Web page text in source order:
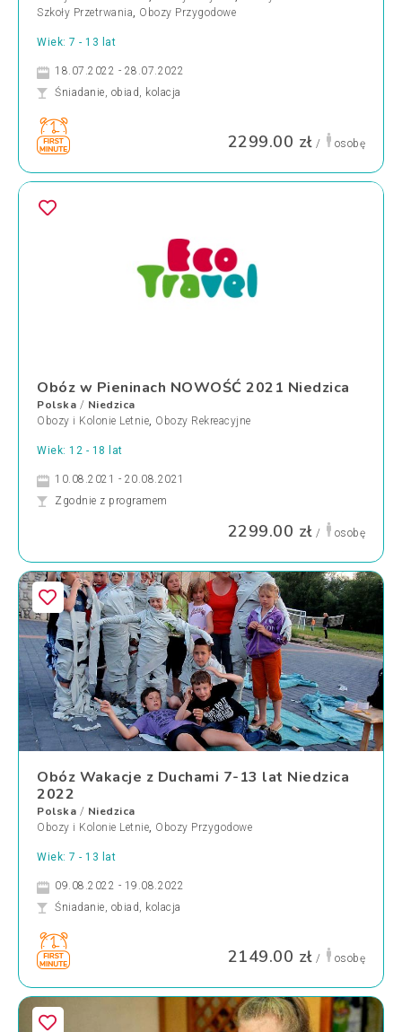
Szkoły Przetrwania, Obozy Przygodowe
Wiek: 7 - 13 lat
18.07.2022 - 28.07.2022
Śniadanie, obiad, kolacja
2299.00 zł / osobę
Obóz w Pieninach NOWOŚĆ 2021 Niedzica
Polska / Niedzica
Obozy i Kolonie Letnie, Obozy Rekreacyjne
Wiek: 12 - 18 lat
10.08.2021 - 20.08.2021
Zgodnie z programem
2299.00 zł / osobę
Obóz Wakacje z Duchami 7-13 lat Niedzica
2022
Polska / Niedzica
Obozy i Kolonie Letnie, Obozy Przygodowe
Wiek: 7 - 13 lat
09.08.2022 - 19.08.2022
Śniadanie, obiad, kolacja
2149.00 zł / osobę